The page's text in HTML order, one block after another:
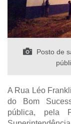
Posto de
A Rua Léo
do Bom
pública, pela